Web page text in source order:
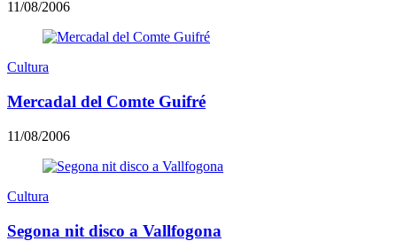
11/08/2006
Cultura
Mercadal del Comte Guifré
11/08/2006
Cultura
Segona nit disco a Vallfogona